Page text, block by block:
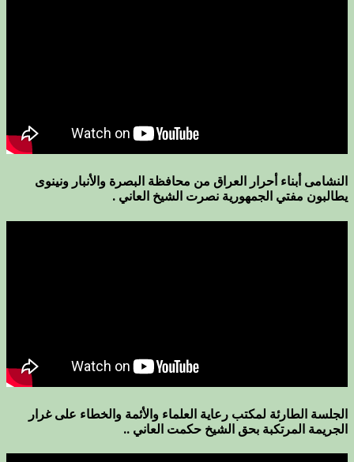
النشامى أبناء أحرار العراق من محافظة البصرة والأنبار ونينوى
يطالبون مفتي الجمهورية نصرت الشيخ العاني .
الجلسة الطارئة لمكتب رعاية العلماء والأئمة والخطاء على غرار
الجريمة المرتكبة بحق الشيخ حكمت العاني ..